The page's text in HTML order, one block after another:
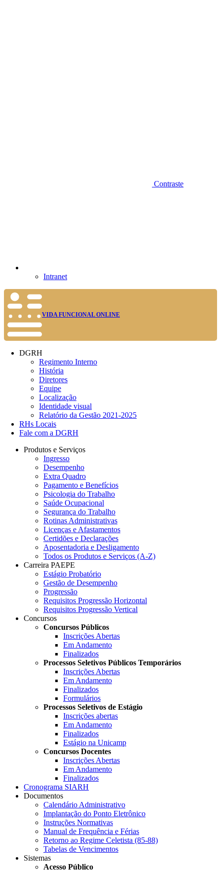
Contraste
Intranet
VIDA FUNCIONAL ONLINE
DGRH
Regimento Interno
História
Diretores
Equipe
Localização
Identidade visual
Relatório da Gestão 2021-2025
RHs Locais
Fale com a DGRH
Produtos e Serviços
Ingresso
Desempenho
Extra Quadro
Pagamento e Benefícios
Psicologia do Trabalho
Saúde Ocupacional
Segurança do Trabalho
Rotinas Administrativas
Licenças e Afastamentos
Certidões e Declarações
Aposentadoria e Desligamento
Todos os Produtos e Serviços (A-Z)
Carreira PAEPE
Estágio Probatório
Gestão de Desempenho
Progressão
Requisitos Progressão Horizontal
Requisitos Progressão Vertical
Concursos
Concursos Públicos
Inscrições Abertas
Em Andamento
Finalizados
Processos Seletivos Públicos Temporários
Inscrições Abertas
Em Andamento
Finalizados
Formulários
Processos Seletivos de Estágio
Inscrições abertas
Em Andamento
Finalizados
Estágio na Unicamp
Concursos Docentes
Inscrições Abertas
Em Andamento
Finalizados
Cronograma SIARH
Documentos
Calendário Administrativo
Implantação do Ponto Eletrônico
Instruções Normativas
Manual de Frequência e Férias
Retorno ao Regime Celetista (85-88)
Tabelas de Vencimentos
Sistemas
Acesso Público